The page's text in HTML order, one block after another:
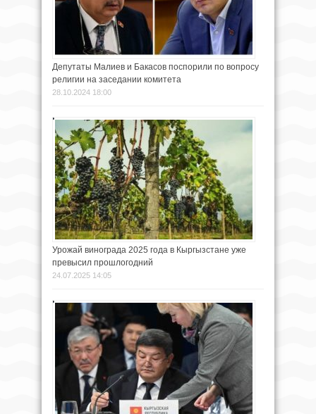
Депутаты Малиев и Бакасов поспорили по вопросу
религии на заседании комитета
28.10.2024 18:00
Урожай винограда 2025 года в Кыргызстане уже
превысил прошлогодний
24.07.2025 14:05